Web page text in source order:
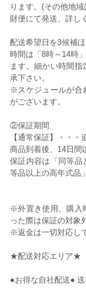
ります。(その他地
財便にて発送、詳し
配送希望日を3候補
時間は「8時～14時
ます。細かい時間
承下さい。
※スケジュールが合
がございます。
②保証期間
【通常保証】・・・
商品到着後、14日間
保証内容は「同等品
等品以上の高年式品
※外置き使用、購入
った際は保証の対象
※返金は一切対応し
★配送対応エリア★
●お得な自社配送● 送